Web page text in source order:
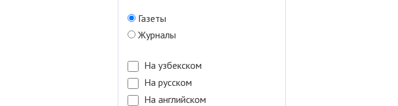
Газеты
Журналы
На узбекском
На русском
На английском